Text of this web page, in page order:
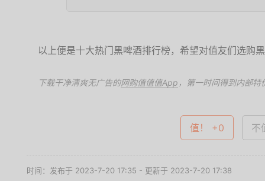
以上便是十大热门黑啤酒排行榜，希望对值友们选购
下载干净清爽无广告的网购值值值App ，第一时间得到内部特
值！ +0 不
时间：发布于 2023-7-20 17:35 - 更新于 2023-7-20 17:38